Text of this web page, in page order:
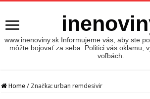
www.inenoviny.sk Informujeme vás, aby ste
môžte bojovať za seba. Politici vás oklamu,
voľbách.
Home / Značka:urban remdesivir